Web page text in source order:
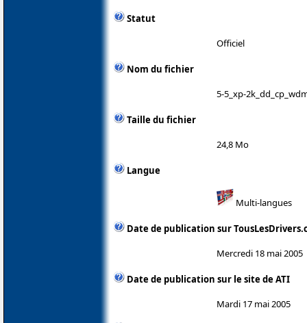
Statut
Officiel
Nom du fichier
5-5_xp-
Taille du fichier
24,8 Mo
Langue
Multi-langues
Date de publication sur
Mercredi 18 mai 2005
Date de publication sur le site de ATI
Mardi 17 mai 2005